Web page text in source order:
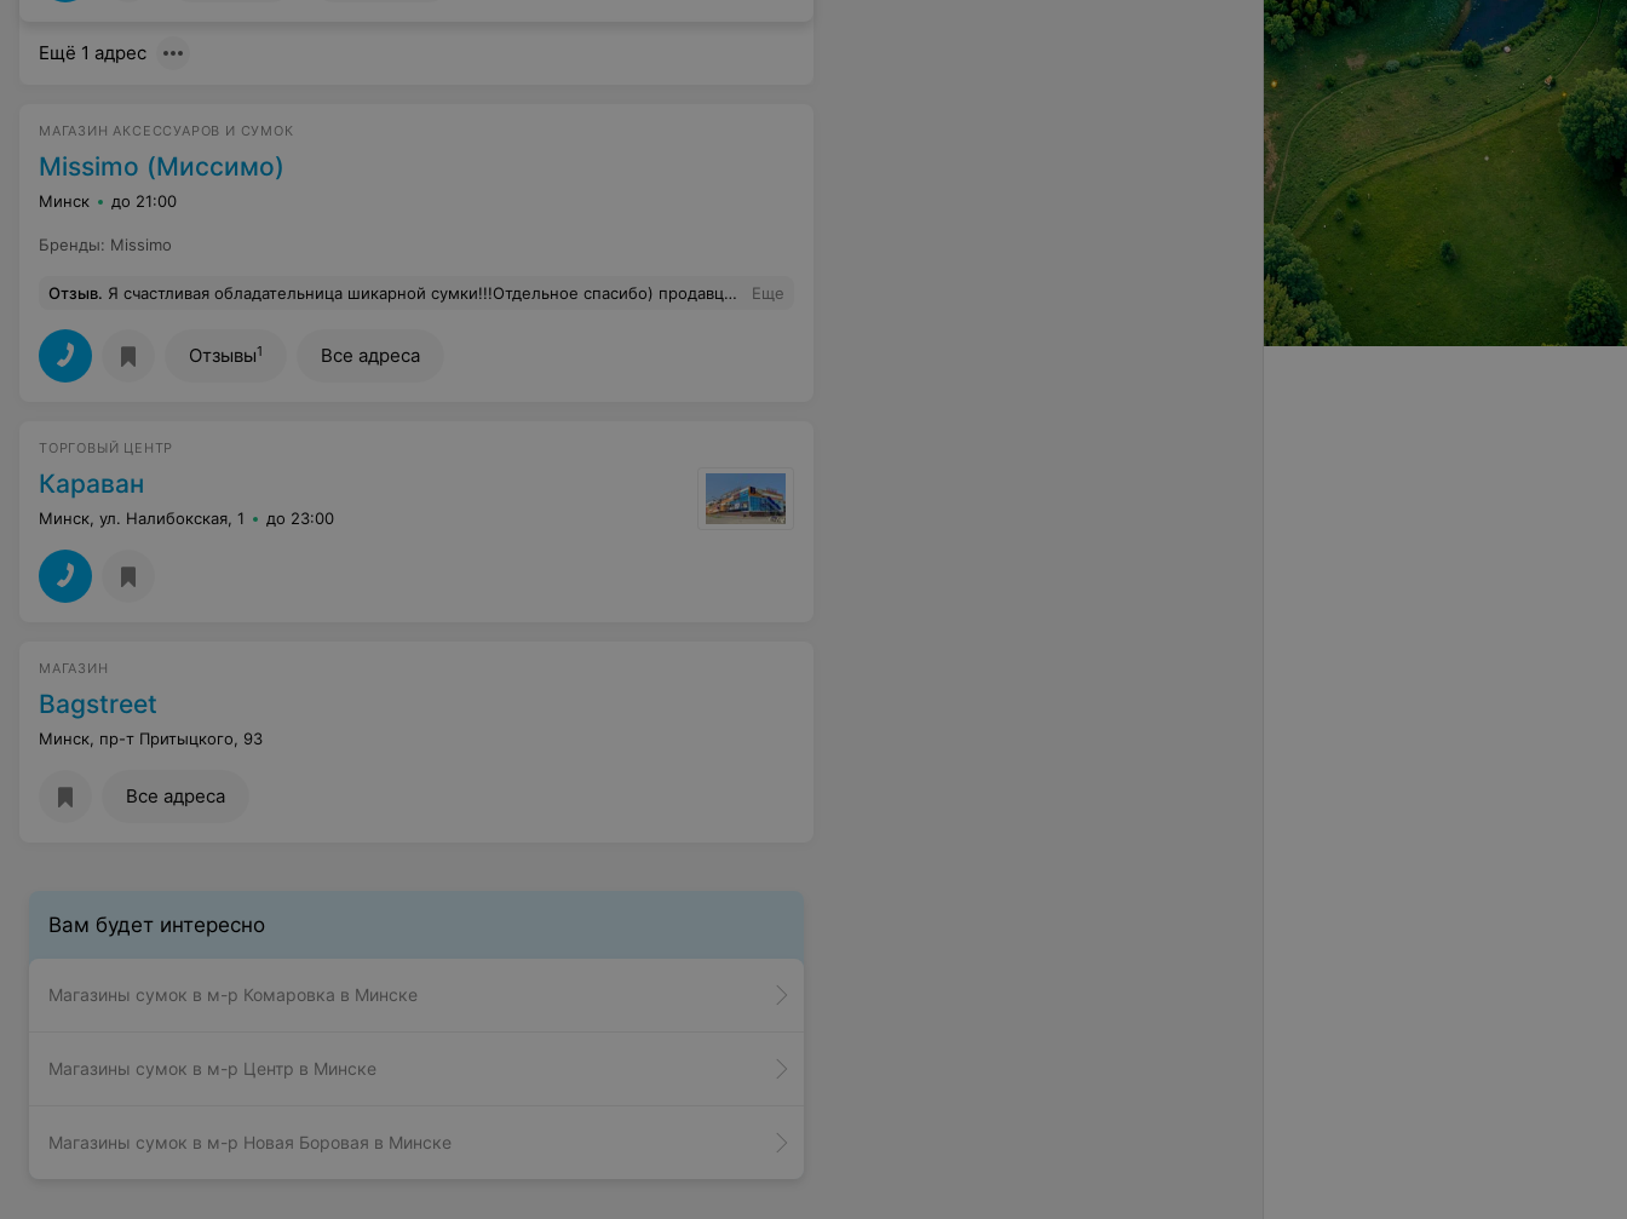
Ещё 1 адрес
МАГАЗИН АКСЕССУАРОВ И СУМОК
Missimo (Миссимо)
Минск до 21:00
Бренды: Missimo
Отзыв. Я счастливая обладательница шикарной сумки!!!Отдельное спасибо) продавцу и спасибо вам,что вы есть! Еще
Отзывы1 Все адреса
ТОРГОВЫЙ ЦЕНТР
Караван
Минск, ул. Налибокская, 1 до 23:00
МАГАЗИН
Bagstreet
Минск, пр-т Притыцкого, 93
Все адреса
Вам будет интересно
Магазины сумок в м-р Комаровка в Минске
Магазины сумок в м-р Центр в Минске
Магазины сумок в м-р Новая Боровая в Минске